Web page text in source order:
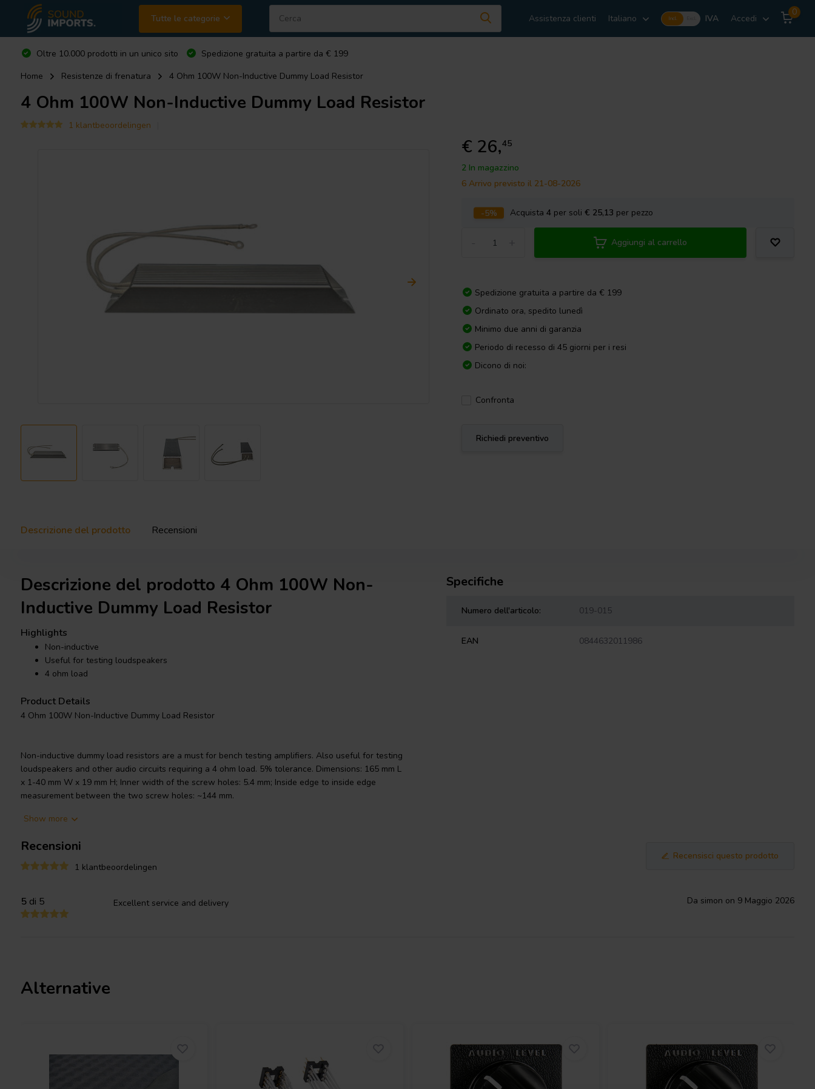
Tutte le categorie Assistenza clienti Italiano Incl. IVA Accedi
0
Oltre 10.000 prodotti in un unico sito
Spedizione gratuita a partire da € 199
Home
Resistenze di frenatura 4 Ohm 100W Non-Inductive Dummy Load Resistor
4 Ohm 100W Non-Inductive Dummy Load Resistor
1 klantbeoordelingen
€ 26,45
2 In magazzino
6 Arrivo previsto il 21-08-2026
-5% Acquista4 per soli€ 25,13 per pezzo
Aggiungi al carrello
Spedizione gratuita a partire da € 199
Ordinato ora, spedito lunedì
Minimo due anni di garanzia
Periodo di recesso di 45 giorni per i resi
Dicono di noi:
Confronta
Richiedi preventivo
Descrizione del prodotto Recensioni
Descrizione del prodotto 4 Ohm 100W Non-
Inductive Dummy Load Resistor
Highlights
Non-inductive
Useful for testing loudspeakers
4 ohm load
Product Details
4 Ohm 100W Non-Inductive Dummy Load Resistor
Non-inductive dummy load resistors are a must for bench testing amplifiers. Also useful for testing
loudspeakers and other audio circuits requiring a 4 ohm load. 5% tolerance. Dimensions: 165 mm L
x 1-40 mm W x 19 mm H; Inner width of the screw holes: 5.4 mm; Inside edge to inside edge
measurement between the two screw holes: ~144 mm.
Show more
Specifiche
Numero dell'articolo: 019-015
EAN 0844632011986
Recensioni
1 klantbeoordelingen
Recensisci questo prodotto
5di 5 Excellent service and delivery Da simon on 9 Maggio 2026
Alternative